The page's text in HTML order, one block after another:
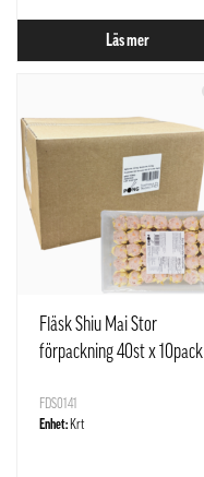
Läs mer
Fläsk Shiu Mai Stor
förpackning 40st x 10pack
FDS0141
Enhet: Krt